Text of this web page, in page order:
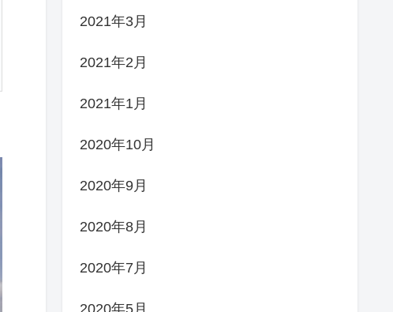
2021年3月
2021年2月
2021年1月
2020年10月
2020年9月
2020年8月
2020年7月
2020年5月